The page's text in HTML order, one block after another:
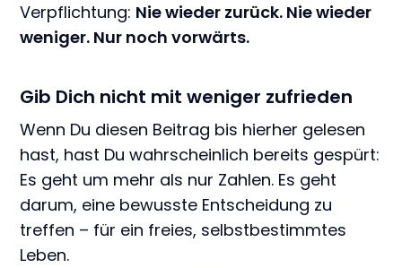
Verpflichtung: Nie wieder zurück. Nie wieder
weniger. Nur noch vorwärts.
Gib Dich nicht mit weniger zufrieden
Wenn Du diesen Beitrag bis hierher gelesen
hast, hast Du wahrscheinlich bereits gespürt:
Es geht um mehr als nur Zahlen. Es geht
darum, eine bewusste Entscheidung zu
treffen – für ein freies, selbstbestimmtes
Leben.